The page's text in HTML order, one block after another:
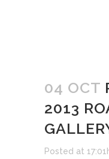
04 OCT
2013
Posted at